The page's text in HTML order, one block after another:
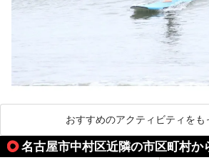
おすすめのアクティビティをも
名古屋市中村区近隣の市区町村か